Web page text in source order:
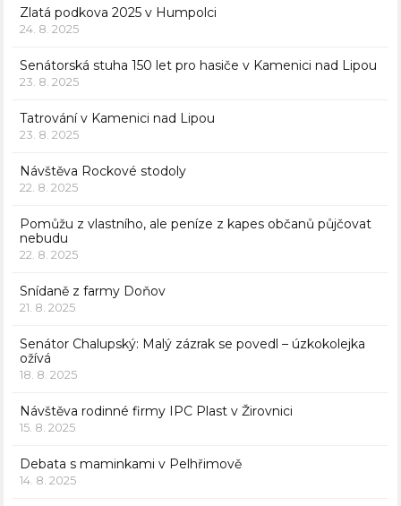
Zlatá podkova 2025 v Humpolci
24. 8. 2025
Senátorská stuha 150 let pro hasiče v Kamenici nad Lipou
23. 8. 2025
Tatrování v Kamenici nad Lipou
23. 8. 2025
Návštěva Rockové stodoly
22. 8. 2025
Pomůžu z vlastního, ale peníze z kapes občanů půjčovat
nebudu
22. 8. 2025
Snídaně z farmy Doňov
21. 8. 2025
Senátor Chalupský: Malý zázrak se povedl – úzkokolejka
ožívá
18. 8. 2025
Návštěva rodinné firmy IPC Plast v Žirovnici
15. 8. 2025
Debata s maminkami v Pelhřimově
14. 8. 2025